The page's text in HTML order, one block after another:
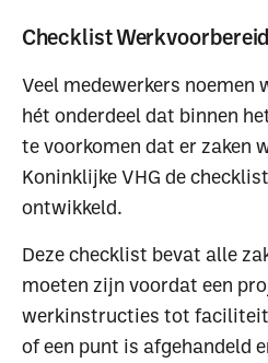
Checklist
Veel medewerkers noemen
hét onderdeel dat binnen
te voorkomen dat er zaken
Koninklijke VHG de
ontwikkeld.
Deze checklist bevat alle
moeten zijn voordat een
werkinstructies tot
of een punt is afgehandeld